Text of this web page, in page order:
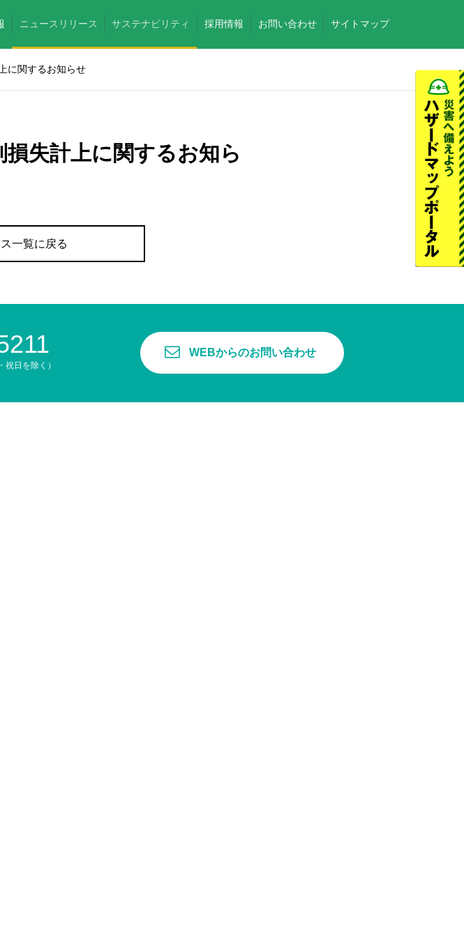
ニュースリリース サステナビリティ 採用情報 お問い合わせ サイトマップ
に関するお知らせ
失計上に関するお知ら
一覧に戻る
日を除く）
WEBからのお問い合わせ